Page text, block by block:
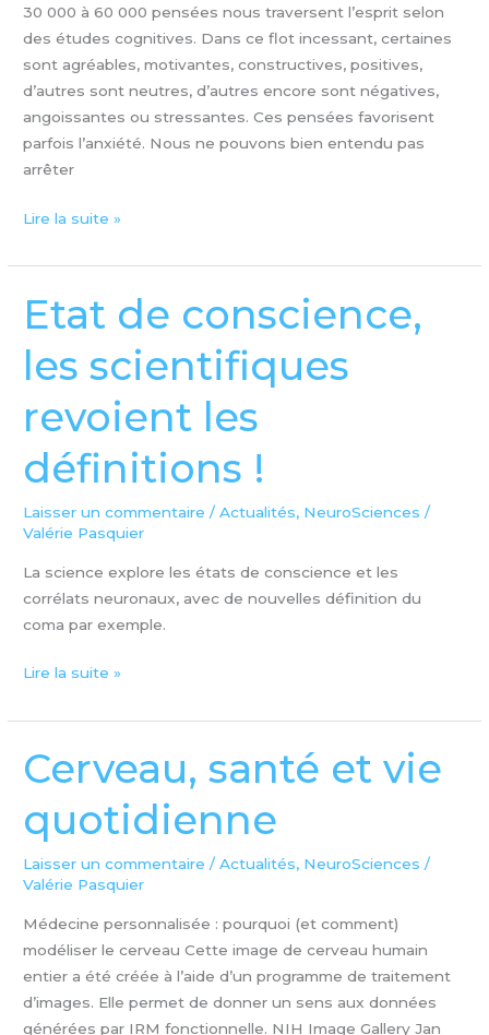
30 000 à 60 000 pensées nous traversent l’esprit selon
des études cognitives. Dans ce flot incessant, certaines
sont agréables, motivantes, constructives, positives,
d’autres sont neutres, d’autres encore sont négatives,
angoissantes ou stressantes. Ces pensées favorisent
parfois l’anxiété. Nous ne pouvons bien entendu pas
arrêter
Lire la suite »
Etat de conscience,
les scientifiques
revoient les
définitions !
Laisser un commentaire /Actualités, NeuroSciences /
Valérie Pasquier
La science explore les états de conscience et les
corrélats neuronaux, avec de nouvelles définition du
coma par exemple.
Etat
de
conscience,
les
scientifiques
revoient
les
définitions
!
Lire la suite »
Cerveau, santé et vie
quotidienne
Laisser un commentaire /Actualités, NeuroSciences /
Valérie Pasquier
Médecine personnalisée : pourquoi (et comment)
modéliser le cerveau Cette image de cerveau humain
entier a été créée à l’aide d’un programme de traitement
d’images. Elle permet de donner un sens aux données
générées par IRM fonctionnelle. NIH Image Gallery Jan
Cerveau,
santé
vie
quotidienne